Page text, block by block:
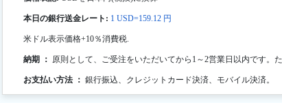
本日の銀行送金レート: 1 USD=159.12 円
米ドル表示価格+10％消費税.
納期 ： 原則として、ご受注をいただいてから1～2営業日以内です。
お支払い方法 ： 銀行振込、クレジットカード決済、モバイル決済。